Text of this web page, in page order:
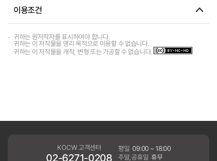
이용조건
귀하는 원저작자를 표시하여야 합니다.
귀하는 이 저작물을 영리 목적으로 이용할 수 없습니다.
귀하는 이 저작물을 개작, 변형 또는 가공할 수 없습니다.
KOCW 고객센터
02-6271-0208
평일 09:00 ~ 18:00
주말,공휴일 휴무